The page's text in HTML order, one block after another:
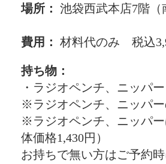
場所： 池袋西武本店7階
費用： 材料代のみ 税込
持ち物：
・ラジオペンチ、ニッパー
※ラジオペンチ、ニッパ
※ラジオペンチ、ニッパ
体価格1,430円）
お持ちで無い方はご予約